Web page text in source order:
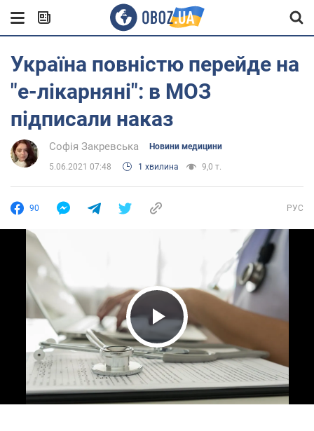
Україна повністю перейде на
"е-лікарняні": в МОЗ
підписали наказ
Софія Закревська Новини медицини
5.06.2021 07:48 1 хвилина 9,0 т.
90 РУС
Play Video